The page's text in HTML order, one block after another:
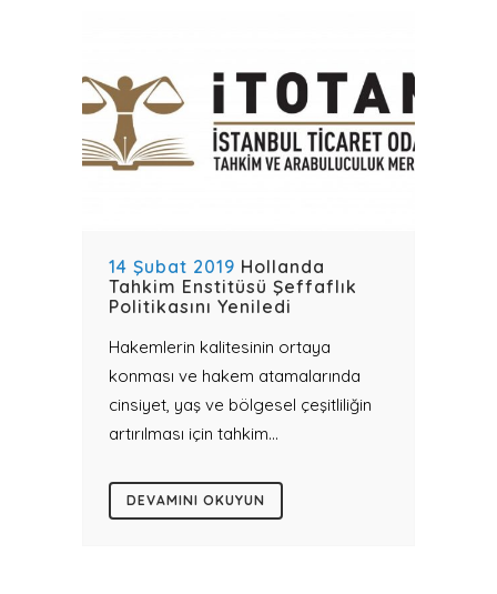
14 Şubat 2019 Hollanda
Tahkim Enstitüsü Şeffaflık
Politikasını Yeniledi
Hakemlerin kalitesinin ortaya
konması ve hakem atamalarında
cinsiyet, yaş ve bölgesel çeşitliliğin
artırılması için tahkim...
DEVAMINI OKUYUN